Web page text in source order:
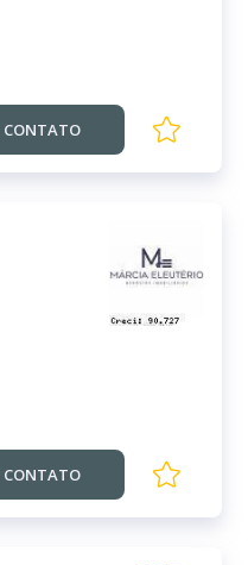
CONTATO
CONTATO